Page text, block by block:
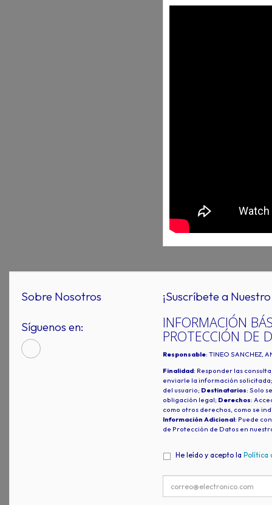
Sobre Nosotros
Síguenos en:
¡Suscríbete a
INFORMACIÓN
PROTECCIÓN DE
Responsable: TINEO SANCHEZ,
Finalidad: Responder las
enviarle la información
del usuario; Destinatarios: Solo
obligación legal; Derechos:
como otros derechos, como se
Información Adicional: Puede
de Protección de Datos en
He leído y acepto la Política